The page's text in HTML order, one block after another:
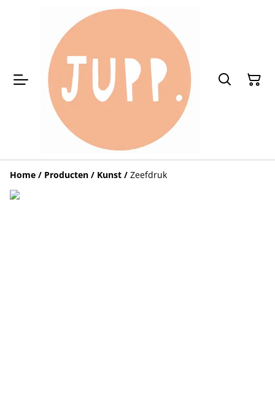
Home / Producten / Kunst / Zeefdruk